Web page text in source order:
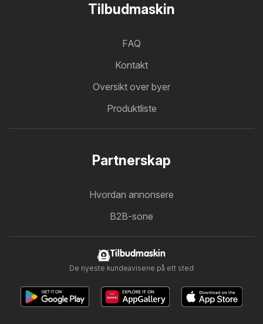
Tilbudmaskin
FAQ
Kontakt
Oversikt over byer
Produktliste
Partnerskap
Hvordan annonsere
B2B-sone
Tilbudmaskin
De nyeste kundeavisene på ett sted